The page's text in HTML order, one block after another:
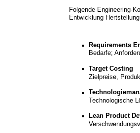
Folgende Engineering-
Entwicklung
Requirements
Bedarfe;
Target Costing
Zielpreise,
Technologische
Lean Product